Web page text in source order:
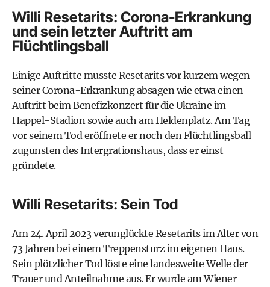
Willi Resetarits: Corona-Erkrankung
und sein letzter Auftritt am
Flüchtlingsball
Einige Auftritte musste Resetarits vor kurzem wegen
seiner Corona-Erkrankung absagen wie etwa einen
Auftritt beim Benefizkonzert für die Ukraine im
Happel-Stadion sowie auch am Heldenplatz. Am Tag
vor seinem Tod eröffnete er noch den Flüchtlingsball
zugunsten des Intergrationshaus, dass er einst
gründete.
Willi Resetarits: Sein Tod
Am 24. April 2023 verunglückte Resetarits im Alter von
73 Jahren bei einem Treppensturz im eigenen Haus.
Sein plötzlicher Tod löste eine landesweite Welle der
Trauer und Anteilnahme aus. Er wurde amWiener